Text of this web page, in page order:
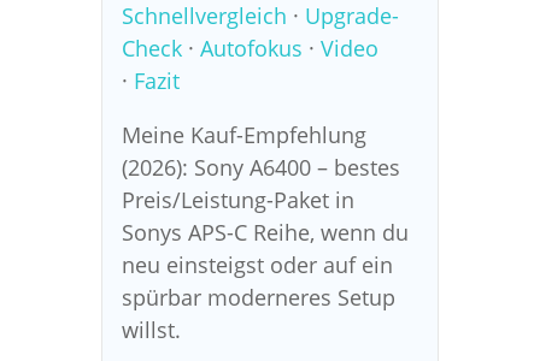
Schnellvergleich · Upgrade-
Check· Autofokus · Video
· Fazit
Meine Kauf-Empfehlung
(2026): Sony A6400 – bestes
Preis/Leistung-Paket in
Sonys APS-C Reihe, wenn du
neu einsteigst oder auf ein
spürbar moderneres Setup
willst.